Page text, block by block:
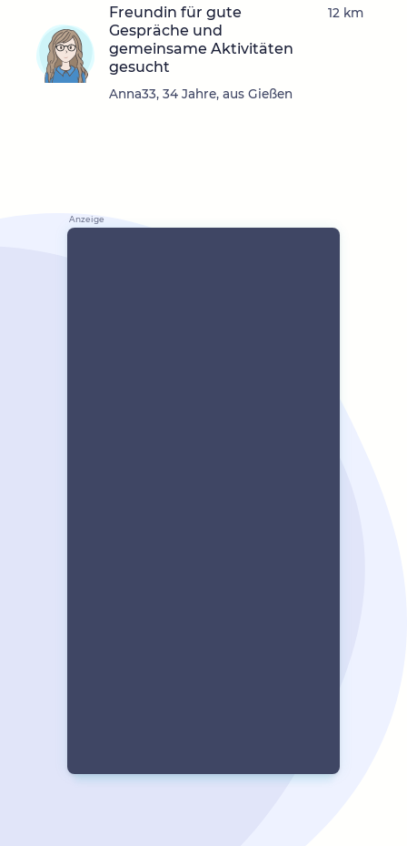
Freundin für gute
Gespräche und
gemeinsame Aktivitäten
gesucht
Anna33, 34 Jahre, aus Gießen
12 km